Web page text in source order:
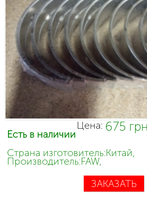
Цена: 675
Есть в наличии
Страна изготовитель:Китай,
Производитель:FAW,
ЗАКАЗАТЬ